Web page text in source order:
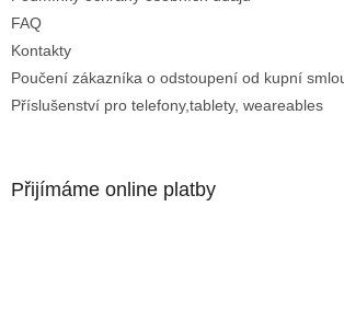
FAQ
Kontakty
Poučení zákazníka o odstoupení od kupní
Příslušenství pro telefony,tablety, weareables
Přijímáme online platby